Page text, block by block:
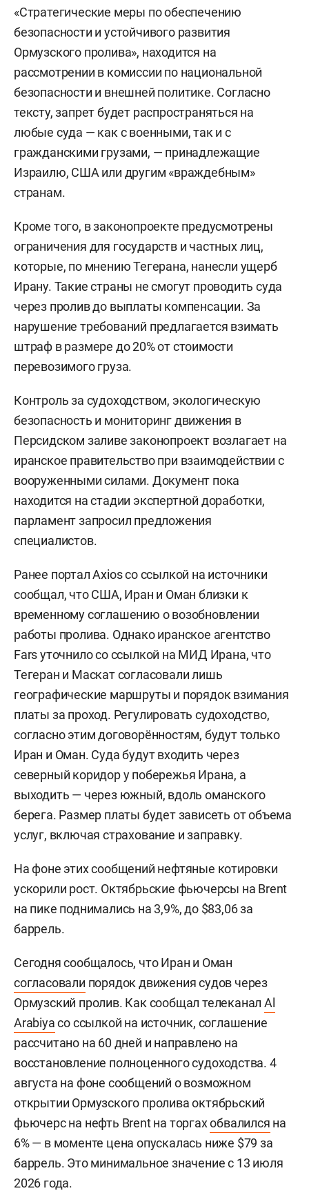
«Стратегические меры по обеспечению
безопасности и устойчивого развития
Ормузского пролива», находится на
рассмотрении в комиссии по национальной
безопасности и внешней политике. Согласно
тексту, запрет будет распространяться на
любые суда — как с военными, так и с
гражданскими грузами, — принадлежащие
Израилю, США или другим «враждебным»
странам.
Кроме того, в законопроекте предусмотрены
ограничения для государств и частных лиц,
которые, по мнению Тегерана, нанесли ущерб
Ирану. Такие страны не смогут проводить суда
через пролив до выплаты компенсации. За
нарушение требований предлагается взимать
штраф в размере до 20% от стоимости
перевозимого груза.
Контроль за судоходством, экологическую
безопасность и мониторинг движения в
Персидском заливе законопроект возлагает на
иранское правительство при взаимодействии с
вооруженными силами. Документ пока
находится на стадии экспертной доработки,
парламент запросил предложения
специалистов.
Ранее портал Axios со ссылкой на источники
сообщал, что США, Иран и Оман близки к
временному соглашению о возобновлении
работы пролива. Однако иранское агентство
Fars уточнило со ссылкой на МИД Ирана, что
Тегеран и Маскат согласовали лишь
географические маршруты и порядок взимания
платы за проход. Регулировать судоходство,
согласно этим договорённостям, будут только
Иран и Оман. Суда будут входить через
северный коридор у побережья Ирана, а
выходить — через южный, вдоль оманского
берега. Размер платы будет зависеть от объема
услуг, включая страхование и заправку.
На фоне этих сообщений нефтяные котировки
ускорили рост. Октябрьские фьючерсы на Brent
на пике поднимались на 3,9%, до $83,06 за
баррель.
Сегодня сообщалось, что Иран и Оман
согласовали порядок движения судов через
Ормузский пролив. Как сообщал телеканал Al
Arabiyaсо ссылкой на источник, соглашение
рассчитано на 60 дней и направлено на
восстановление полноценного судоходства. 4
августа на фоне сообщений о возможном
открытии Ормузского пролива октябрьский
фьючерс на нефть Brent на торгахобвалился на
6% — в моменте цена опускалась ниже $79 за
баррель. Это минимальное значение с 13 июля
2026 года.